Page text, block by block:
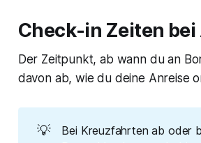
Check-in Zeiten bei
Der Zeitpunkt, ab wann du an
davon ab, wie du deine Anreise
💡
Bei Kreuzfahrten ab oder